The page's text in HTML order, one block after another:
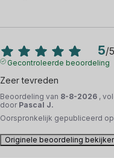
5/5
Gecontroleerde beoordeling
Zeer tevreden
Beoordeling van 8-8-2026 ,
door Pascal J.
Oorspronkelijk gepubliceerd
Originele beoordeling